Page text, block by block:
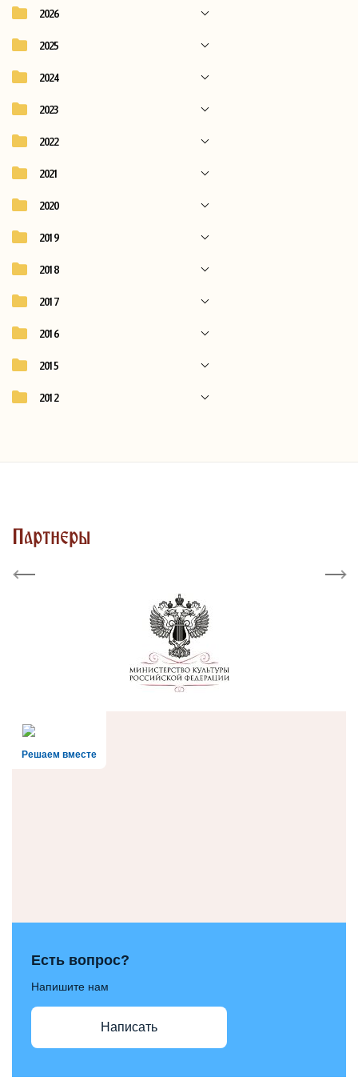
2026
2025
2024
2023
2022
2021
2020
2019
2018
2017
2016
2015
2012
Партнеры
Previous Next
Решаем вместе
Есть вопрос?
Напишите нам
Написать